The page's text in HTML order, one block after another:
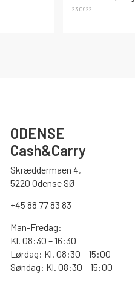
230922
ODENSE
Cash&Carry
Skræddermaen 4,
5220 Odense SØ
+45 88 77 83 83
Man-Fredag:
Kl. 08:30 – 16:30
Lørdag: Kl. 08:30 – 15:00
Søndag: Kl. 08:30 – 15:00